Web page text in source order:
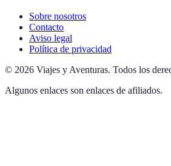
Sobre nosotros
Contacto
Aviso legal
Política de privacidad
© 2026 Viajes y Aventuras. Todos los
Algunos enlaces son enlaces de afiliados.